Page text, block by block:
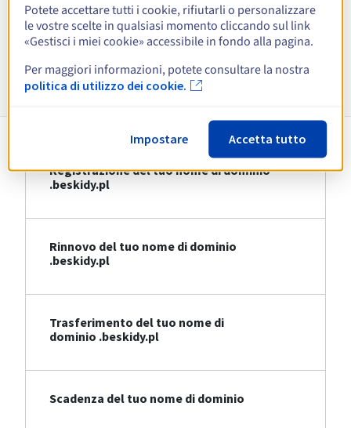
Visualizza tutte le estensioni
Informazioni su .beskidy.pl
Registrazione del tuo nome di dominio
.beskidy.pl
Rinnovo del tuo nome di dominio
.beskidy.pl
Trasferimento del tuo nome di
dominio .beskidy.pl
Scadenza del tuo nome di dominio
Potete accettare tutti i cookie, rifiutarli o personalizzare
le vostre scelte in qualsiasi momento cliccando sul link
«Gestisci i miei cookie» accessibile in fondo alla pagina.
Per maggiori informazioni, potete consultare la nostra
politica di utilizzo dei cookie.
Impostare Accetta tutto